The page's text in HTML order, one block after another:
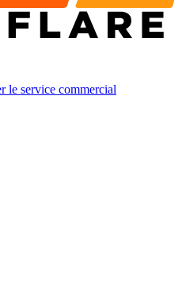
le service commercial